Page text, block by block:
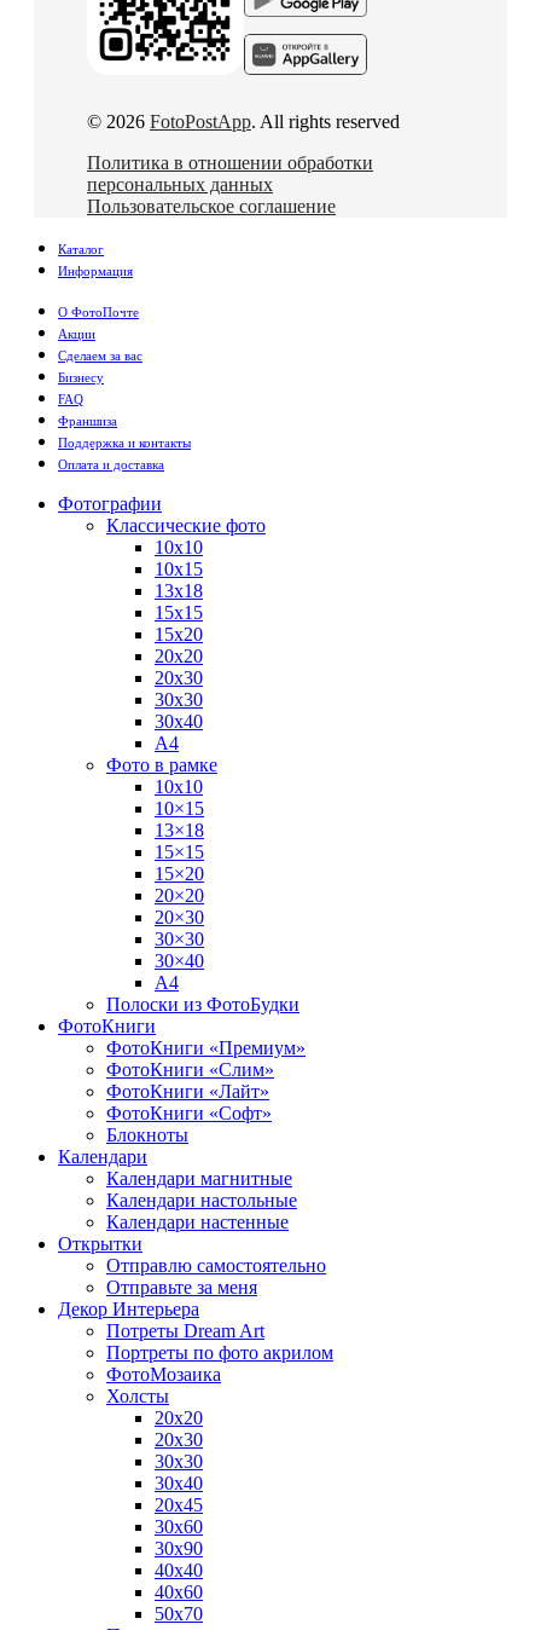
© 2026 FotoPostApp. All rights reserved
Политика в отношении обработки
персональных данных
Пользовательское соглашение
Каталог
Информация
О ФотоПочте
Акции
Сделаем за вас
Бизнесу
FAQ
Франшиза
Поддержка и контакты
Оплата и доставка
Фотографии
Классические фото
10х10
10х15
13х18
15х15
15х20
20х20
20х30
30х30
30х40
А4
Фото в рамке
10х10
10×15
13×18
15×15
15×20
20×20
20×30
30×30
30×40
A4
Полоски из ФотоБудки
ФотоКниги
ФотоКниги «Премиум»
ФотоКниги «Слим»
ФотоКниги «Лайт»
ФотоКниги «Софт»
Блокноты
Календари
Календари магнитные
Календари настольные
Календари настенные
Открытки
Отправлю самостоятельно
Отправьте за меня
Декор Интерьера
Потреты Dream Art
Портреты по фото акрилом
ФотоМозаика
Холсты
20х20
20х30
30х30
30х40
20х45
30х60
30х90
40х40
40х60
50х70